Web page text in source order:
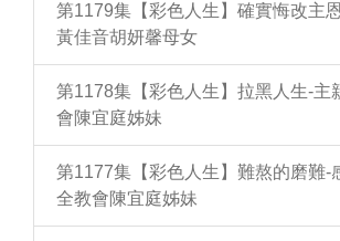
第1179集【彩色人生】確實悔改主
黃佳音胡妍馨母女
第1178集【彩色人生】拉黑人生-主
會陳宜庭姊妹
第1177集【彩色人生】難熬的磨難-
全教會陳宜庭姊妹